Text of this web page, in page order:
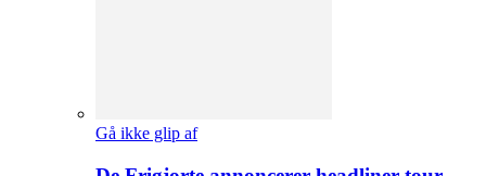
Gå ikke glip af